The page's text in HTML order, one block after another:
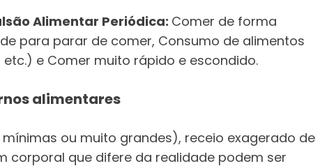
Alimentar Periódica: Comer de forma
para parar de comer, Consumo de alimentos
e Comer muito rápido e escondido.
alimentares
ou muito grandes), receio exagerado de
corporal que difere da realidade podem ser